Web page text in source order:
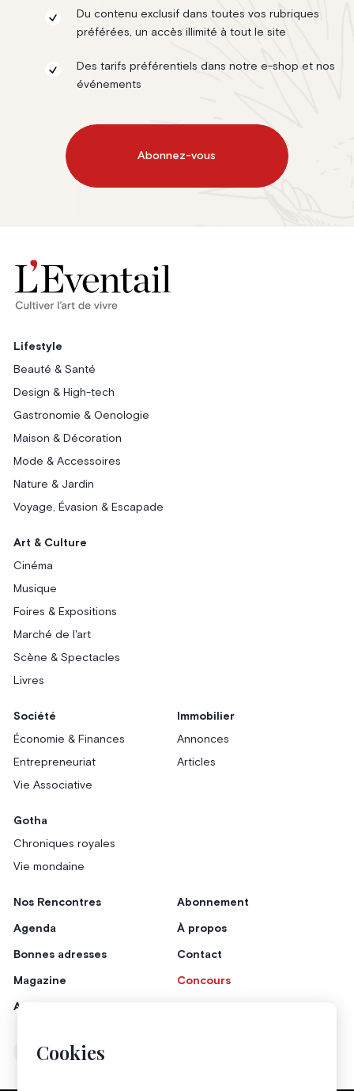
Cookies
Du contenu exclusif dans toutes vos rubriques
préférées, un accès illimité à tout le site
Des tarifs préférentiels dans notre e-shop et nos
événements
Abonnez-vous
Lifestyle
Beauté & Santé
Design & High-tech
Gastronomie & Oenologie
Maison & Décoration
Mode & Accessoires
Nature & Jardin
Voyage, Évasion & Escapade
Art & Culture
Cinéma
Musique
Foires & Expositions
Marché de l'art
Scène & Spectacles
Livres
Société
Économie & Finances
Entrepreneuriat
Vie Associative
Immobilier
Annonces
Articles
Gotha
Chroniques royales
Vie mondaine
Nos Rencontres
Agenda
Bonnes adresses
Magazine
Annonceurs
Abonnement
À propos
Contact
Concours
Instagram